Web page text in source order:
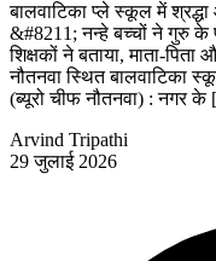
बालवाटिका प्ले स्कूल में
&#8211; नन्हे बच्चों ने गुरु के
शिक्षकों ने बताया, माता-
नौतनवा स्थित बालवाटिका
(ब्यूरो चीफ नौतनवा) : नगर
Arvind Tripathi
29 जुलाई 2026